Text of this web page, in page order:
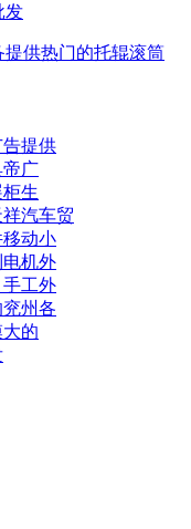
发
供热门的托辊滚筒
提供
广
生
汽车贸
动小
机外
工外
州各
的